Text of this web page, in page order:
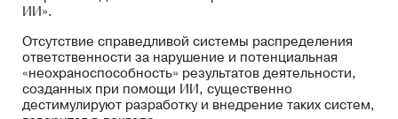
ИИ».
Отсутствие справедливой системы распределения
ответственности за нарушение и потенциальная
«неохраноспособность» результатов деятельности,
созданных при помощи ИИ, существенно
дестимулируют разработку и внедрение таких систем,